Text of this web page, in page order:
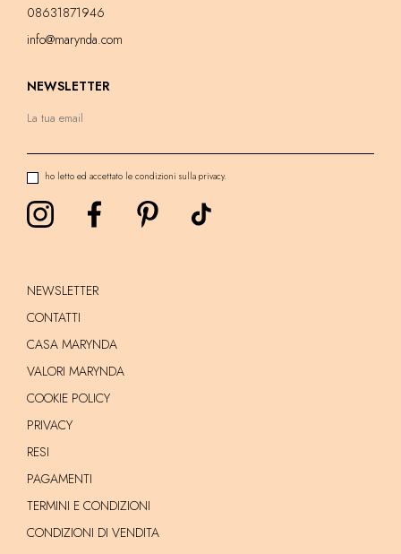
08631871946
info@marynda.com
NEWSLETTER
ho letto ed accettato le condizioni sulla privacy.
NEWSLETTER
CONTATTI
CASA MARYNDA
VALORI MARYNDA
COOKIE POLICY
PRIVACY
RESI
PAGAMENTI
TERMINI E CONDIZIONI
CONDIZIONI DI VENDITA